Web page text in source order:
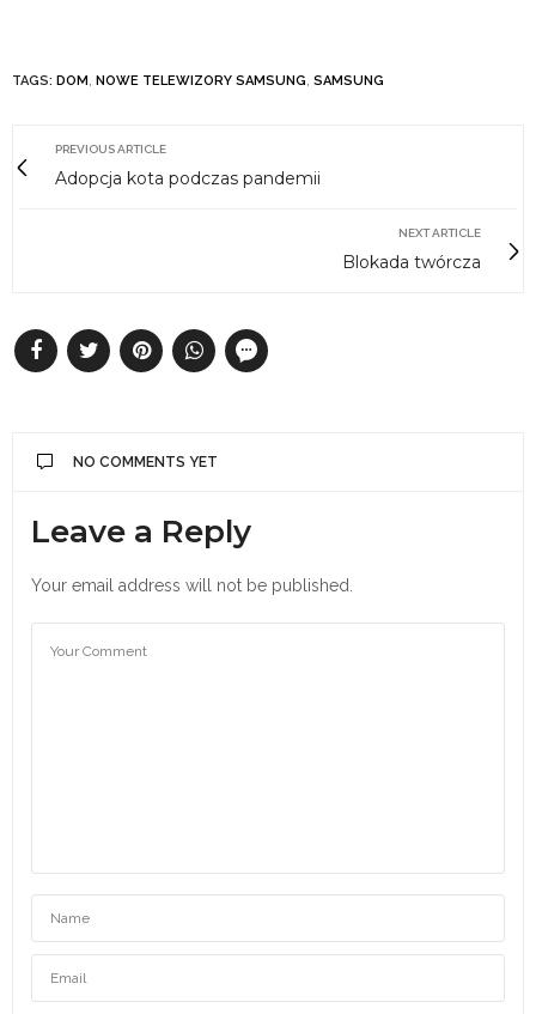
TAGS: DOM , NOWE TELEWIZORY SAMSUNG, SAMSUNG
PREVIOUS ARTICLE
Adopcja kota podczas pandemii
NEXT ARTICLE
Blokada twórcza
NO COMMENTS YET
Leave a Reply
Your email address will not be published.